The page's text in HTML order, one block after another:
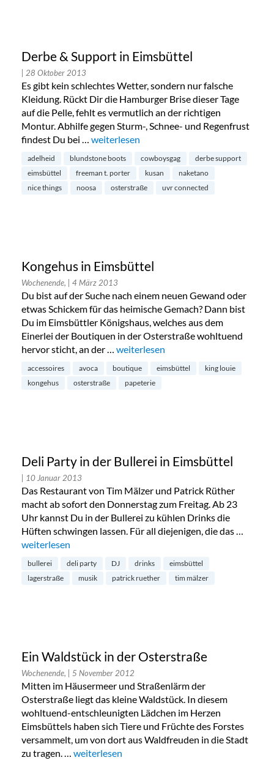
Derbe & Support in Eimsbüttel
| 28 Oktober 2013
Es gibt kein schlechtes Wetter, sondern nur falsche
Kleidung. Rückt Dir die Hamburger Brise dieser Tage
auf die Pelle, fehlt es vermutlich an der richtigen
Montur. Abhilfe gegen Sturm-, Schnee- und Regenfrust
findest Du bei … „Derbe & Support in Eimsbüttel“
weiterlesen
adelheid blundstone boots cowboysgag
derbe support
eimsbüttel
freeman t. porter kusan
naketano
nice things
noosa osterstraße uvr connected
Kongehus in Eimsbüttel
Wochenende, | 4 März 2013
Du bist auf der Suche nach einem neuen Gewand oder
etwas Schickem für das heimische Gemach? Dann bist
Du im Eimsbüttler Königshaus, welches aus dem
Einerlei der Boutiquen in der Osterstraße wohltuend
hervor sticht, an der … „Kongehus in Eimsbüttel“
weiterlesen
accessoires avoca boutique eimsbüttel
king louie
kongehus
osterstraße papeterie
Deli Party in der Bullerei in Eimsbüttel
| 10 Januar 2013
Das Restaurant von Tim Mälzer und Patrick Rüther
macht ab sofort den Donnerstag zum Freitag. Ab 23
Uhr kannst Du in der Bullerei zu kühlen Drinks die
Hüften schwingen lassen. Für all diejenigen, die das …
„Deli Party in der Bullerei in Eimsbüttel“
weiterlesen
bullerei deli party DJ drinks
eimsbüttel
lagerstraße
musik patrick ruether tim mälzer
Ein Waldstück in der Osterstraße
Wochenende, | 5 November 2012
Mitten im Häusermeer und Straßenlärm der
Osterstraße liegt das kleine Waldstück. In diesem
wohltuend-entschleunigten Lädchen im Herzen
Eimsbüttels haben sich Tiere und Früchte des Forstes
versammelt, um von dort aus Waldfreuden in die Stadt
zu tragen. … „Ein Waldstück in der Osterstraße“
weiterlesen